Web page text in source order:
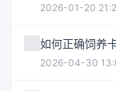
2026-01-20
如何正确饲养
2026-04-30